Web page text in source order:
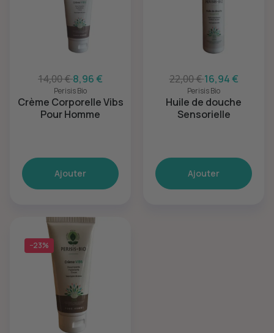
14,00 €8,96 €
Perisis Bio
Crème Corporelle Vibs
Pour Homme
Ajouter
22,00 €16,94 €
Perisis Bio
Huile de douche
Sensorielle
Ajouter
−23%